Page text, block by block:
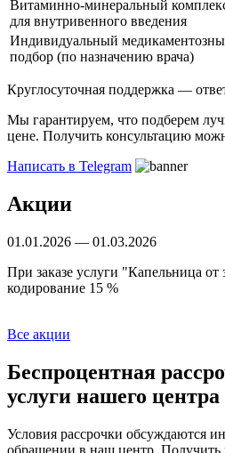
Витаминно-минеральный
для внутривенного введения
Индивидуальный
подбор (по назначению врача)
Круглосуточная поддержка —
Мы гарантируем, что подберем
цене. Получить консультацию
Написать в Telegram
Акции
01.01.2026 — 01.03.2026
При заказе услуги "Капельница
кодирование 15 %
Все акции
Беспроцентная
услуги нашего центра
Условия рассрочки обсуждаются
обращении в наш центр.